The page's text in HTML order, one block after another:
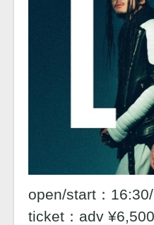
open/start：
ticket：adv